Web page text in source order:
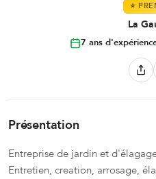
⭐
La
7 ans
Présentation
Entreprise de jardin et
Entretien, creation, arrosage,